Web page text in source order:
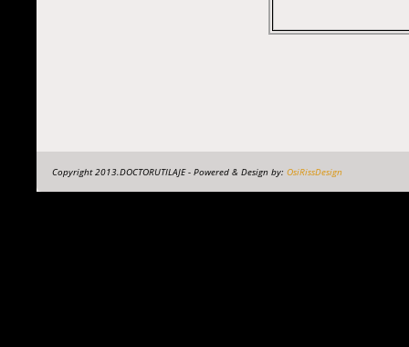
Copyright 2013.DOCTORUTILAJE - Powered & Design by: OsiRissDesign